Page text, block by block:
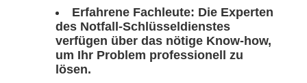
Erfahrene Fachleute: Die Experten
des Notfall-Schlüsseldienstes
verfügen über das nötige Know-how,
um Ihr Problem professionell zu
lösen.